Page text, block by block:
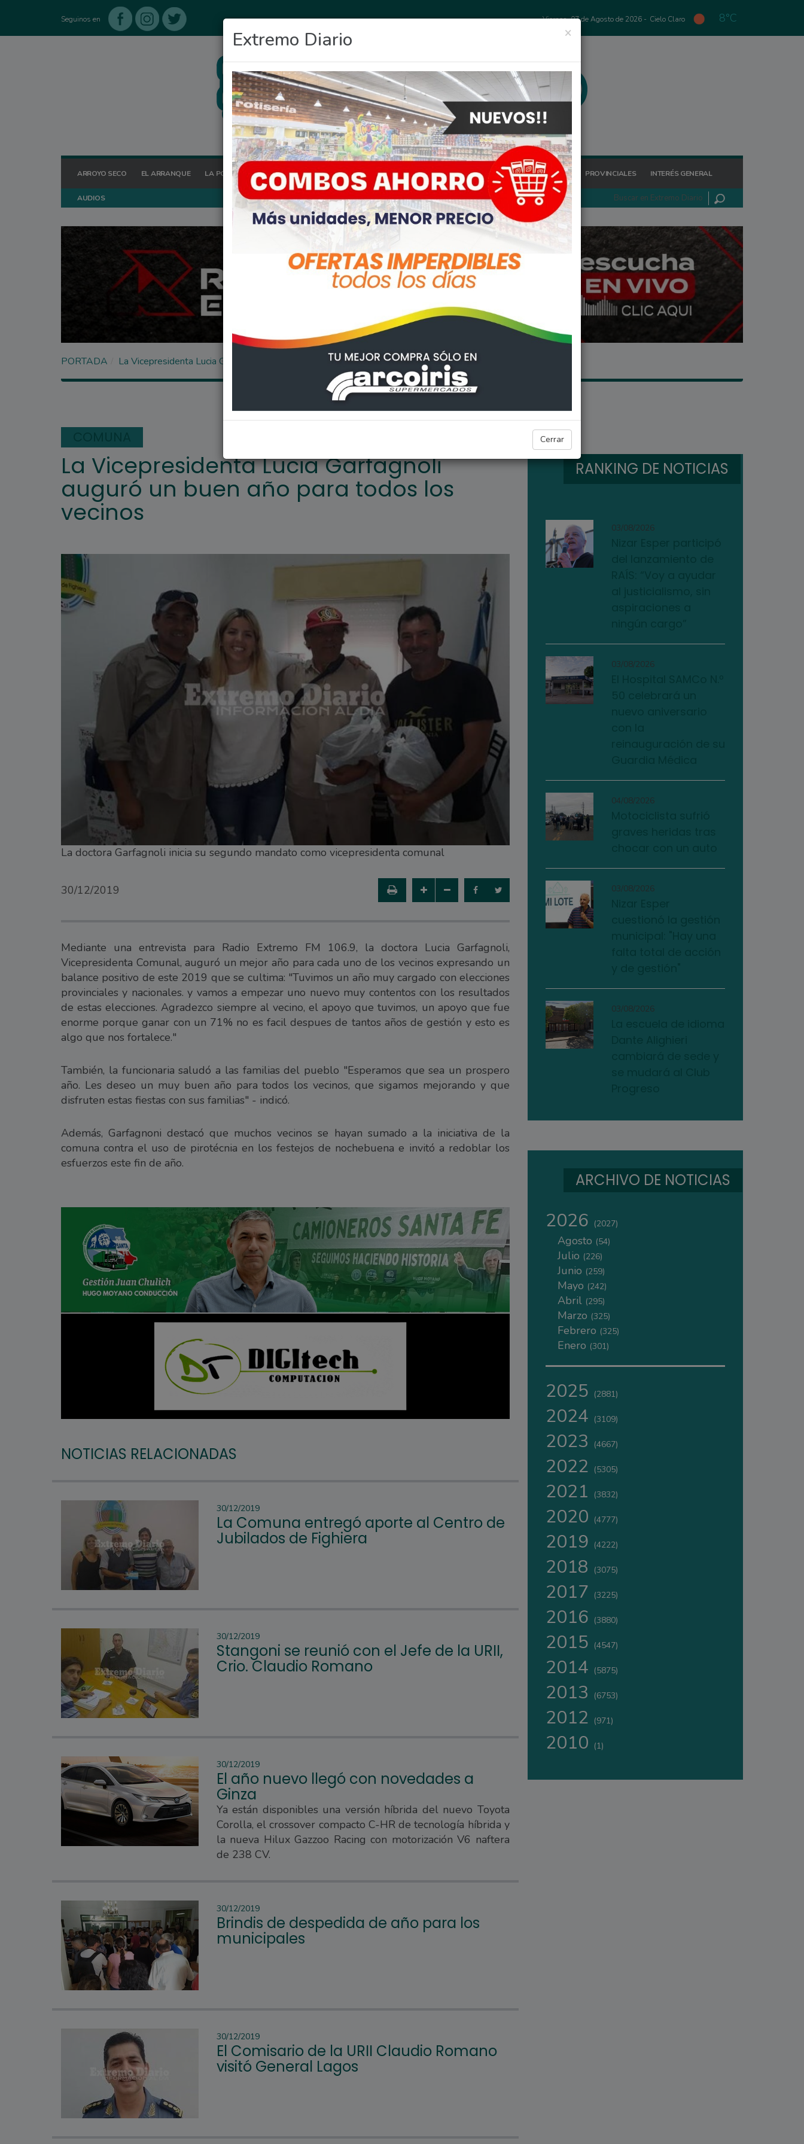
Seguinos en Viernes, 07 de Agosto de 2026 - Cielo Claro 8°C
ARROYO SECO EL ARRANQUE LA POSTA HOY OCIO DEPORTES FIGHIERA GENERAL LAGOS POLICIALES REGIONALES PROVINCIALES INTERÉS GENERAL
AUDIOS
×
Extremo Diario
Cerrar
PORTADA La Vicepresidenta Lucia Garfagnoli auguró un buen año para todos los vecinos
FIGHIERA
La Vicepresidenta Lucia Garfagnoli
auguró un buen año para todos los
vecinos
La doctora Garfagnoli inicia su segundo mandato como vicepresidenta comunal
30/12/2019
Mediante una entrevista para Radio Extremo FM 106.9, la doctora Lucia Garfagnoli,
Vicepresidenta Comunal, auguró un mejor año para cada uno de los vecinos expresando un
balance positivo de este 2019 que se cultima: "Tuvimos un año muy cargado con elecciones
provinciales y nacionales. y vamos a empezar uno nuevo muy contentos con los resultados
de estas elecciones. Agradezco siempre al vecino, el apoyo que tuvimos, un apoyo que fue
enorme porque ganar con un 71% no es facil despues de tantos años de gestión y esto es
algo que nos fortalece."
También, la funcionaria saludó a las familias del pueblo "Esperamos que sea un prospero
año. Les deseo un muy buen año para todos los vecinos, que sigamos mejorando y que
disfruten estas fiestas con sus familias" - indicó.
Además, Garfagnoni destacó que muchos vecinos se hayan sumado a la iniciativa de la
comuna contra el uso de pirotécnia en los festejos de nochebuena e invitó a redoblar los
esfuerzos este fin de año.
NOTICIAS RELACIONADAS
30/12/2019
La Comuna entregó aporte al Centro de
Jubilados de Fighiera
30/12/2019
Stangoni se reunió con el Jefe de la URII,
Crio. Claudio Romano
30/12/2019
El año nuevo llegó con novedades a
Ginza
Ya están disponibles una versión híbrida del nuevo Toyota
Corolla, el crossover compacto C-HR de tecnología híbrida y
la nueva Hilux Gazzoo Racing con motorización V6 naftera
de 238 CV.
30/12/2019
Brindis de despedida de año para los
municipales
30/12/2019
El Comisario de la URII Claudio Romano
visitó General Lagos
RANKING DE NOTICIAS
03/08/2026
03/08/2026
04/08/2026
03/08/2026
03/08/2026
ARCHIVO DE NOTICIAS
2026 (2027)
Agosto (54)
Julio (226)
Junio (259)
Mayo (242)
Abril (295)
Marzo (325)
Febrero (325)
Enero (301)
2025 (2881)
2024 (3109)
2023 (4667)
2022 (5305)
2021 (3832)
2020 (4777)
2019 (4222)
2018 (3075)
2017 (3225)
2016 (3880)
2015 (4547)
2014 (5875)
2013 (6753)
2012 (971)
2010 (1)